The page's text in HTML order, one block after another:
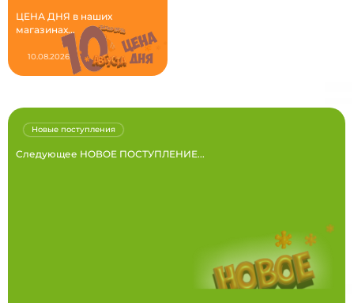
ЦЕНА ДНЯ в наших
магазинах...
10.08.2026
Следующее НОВОЕ ПОСТУПЛЕНИЕ...
Новые поступления